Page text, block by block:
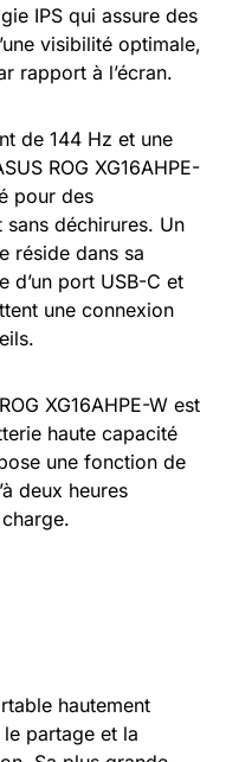
IPS qui assure des
visibilité optimale,
rapport à l’écran.
de 144 Hz et une
ROG XG16AHPE-
pour des
déchirures. Un
réside dans sa
d’un port USB-C et
une connexion
XG16AHPE-W est
haute capacité
une fonction de
deux heures
hautement
partage et la